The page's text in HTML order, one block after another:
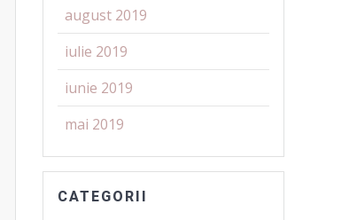
august 2019
iulie 2019
iunie 2019
mai 2019
CATEGORII